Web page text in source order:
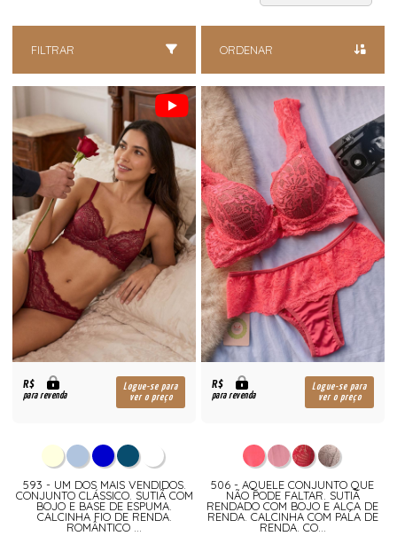
FILTRAR ORDENAR
R$
para revenda
Logue-se para
ver o preço
593 - UM DOS MAIS VENDIDOS.
CONJUNTO CLÁSSICO. SUTIÃ COM
BOJO E BASE DE ESPUMA.
CALCINHA FIO DE RENDA.
ROMÂNTICO ...
R$
para revenda
Logue-se para
ver o preço
506 - AQUELE CONJUNTO QUE
NÃO PODE FALTAR. SUTIÃ
RENDADO COM BOJO E ALÇA DE
RENDA. CALCINHA COM PALA DE
RENDA. CO...